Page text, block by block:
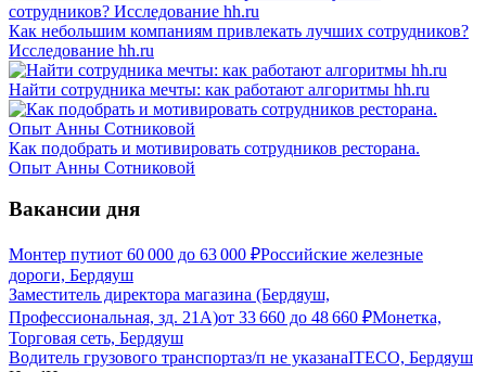
Как небольшим компаниям привлекать лучших сотрудников?
Исследование hh.ru
Найти сотрудника мечты: как работают алгоритмы hh.ru
Как подобрать и мотивировать сотрудников ресторана.
Опыт Анны Сотниковой
Вакансии дня
Монтер путиот 60 000 до 63 000 ₽Российские железные
дороги, Бердяуш
Заместитель директора магазина (Бердяуш,
Профессиональная, зд. 21А)от 33 660 до 48 660 ₽Монетка,
Торговая сеть, Бердяуш
Водитель грузового транспортаз/п не указанаITECO, Бердяуш